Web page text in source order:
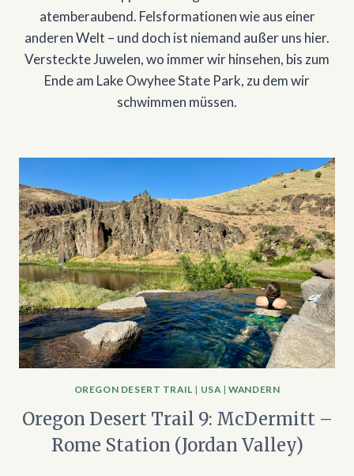
atemberaubend. Felsformationen wie aus einer
anderen Welt – und doch ist niemand außer uns hier.
Versteckte Juwelen, wo immer wir hinsehen, bis zum
Ende am Lake Owyhee State Park, zu dem wir
schwimmen müssen.
OREGON DESERT TRAIL | USA|WANDERN
Oregon Desert Trail 9: McDermitt –
Rome Station (Jordan Valley)